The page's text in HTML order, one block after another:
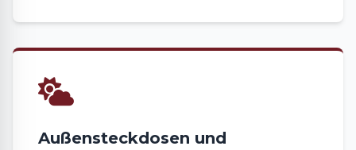
Außensteckdosen und